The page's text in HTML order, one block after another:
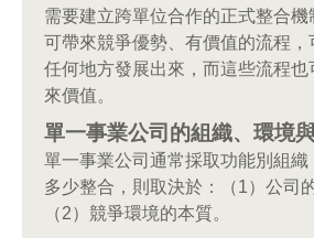
需要建立跨單位合作的正式整合機
可帶來競爭優勢、有價值的流程，
任何地方發展出來，而這些流程也
來價值。
單一事業公司的組織、環境
單一事業公司通常採取功能別組
多少整合，則取決於：（1）公司
（2）競爭環境的本質。